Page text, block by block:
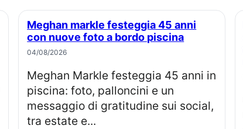
Meghan markle festeggia 45 anni
con nuove foto a bordo piscina
04/08/2026
Meghan Markle festeggia 45 anni in
piscina: foto, palloncini e un
messaggio di gratitudine sui social,
tra estate e...